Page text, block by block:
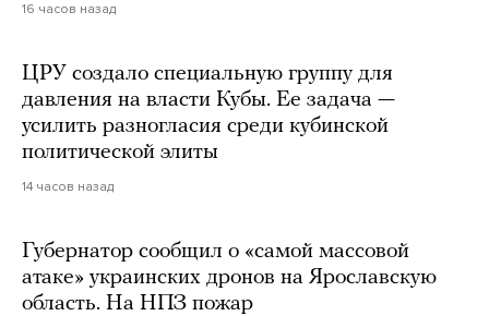
16 часов назад
ЦРУ создало специальную группу для
давления на власти Кубы. Ее задача —
усилить разногласия среди кубинской
политической элиты
14 часов назад
Губернатор сообщил о «самой массовой
атаке» украинских дронов на Ярославскую
область. На НПЗ пожар